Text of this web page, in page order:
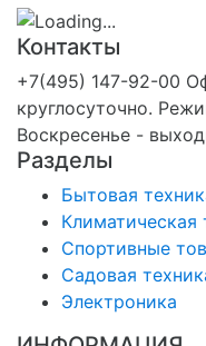
Контакты
+7(495) 147-92-00
круглосуточно.
Воскресенье -
Разделы
Бытовая
Климатическая
Спортивные
Садовая
Электроника